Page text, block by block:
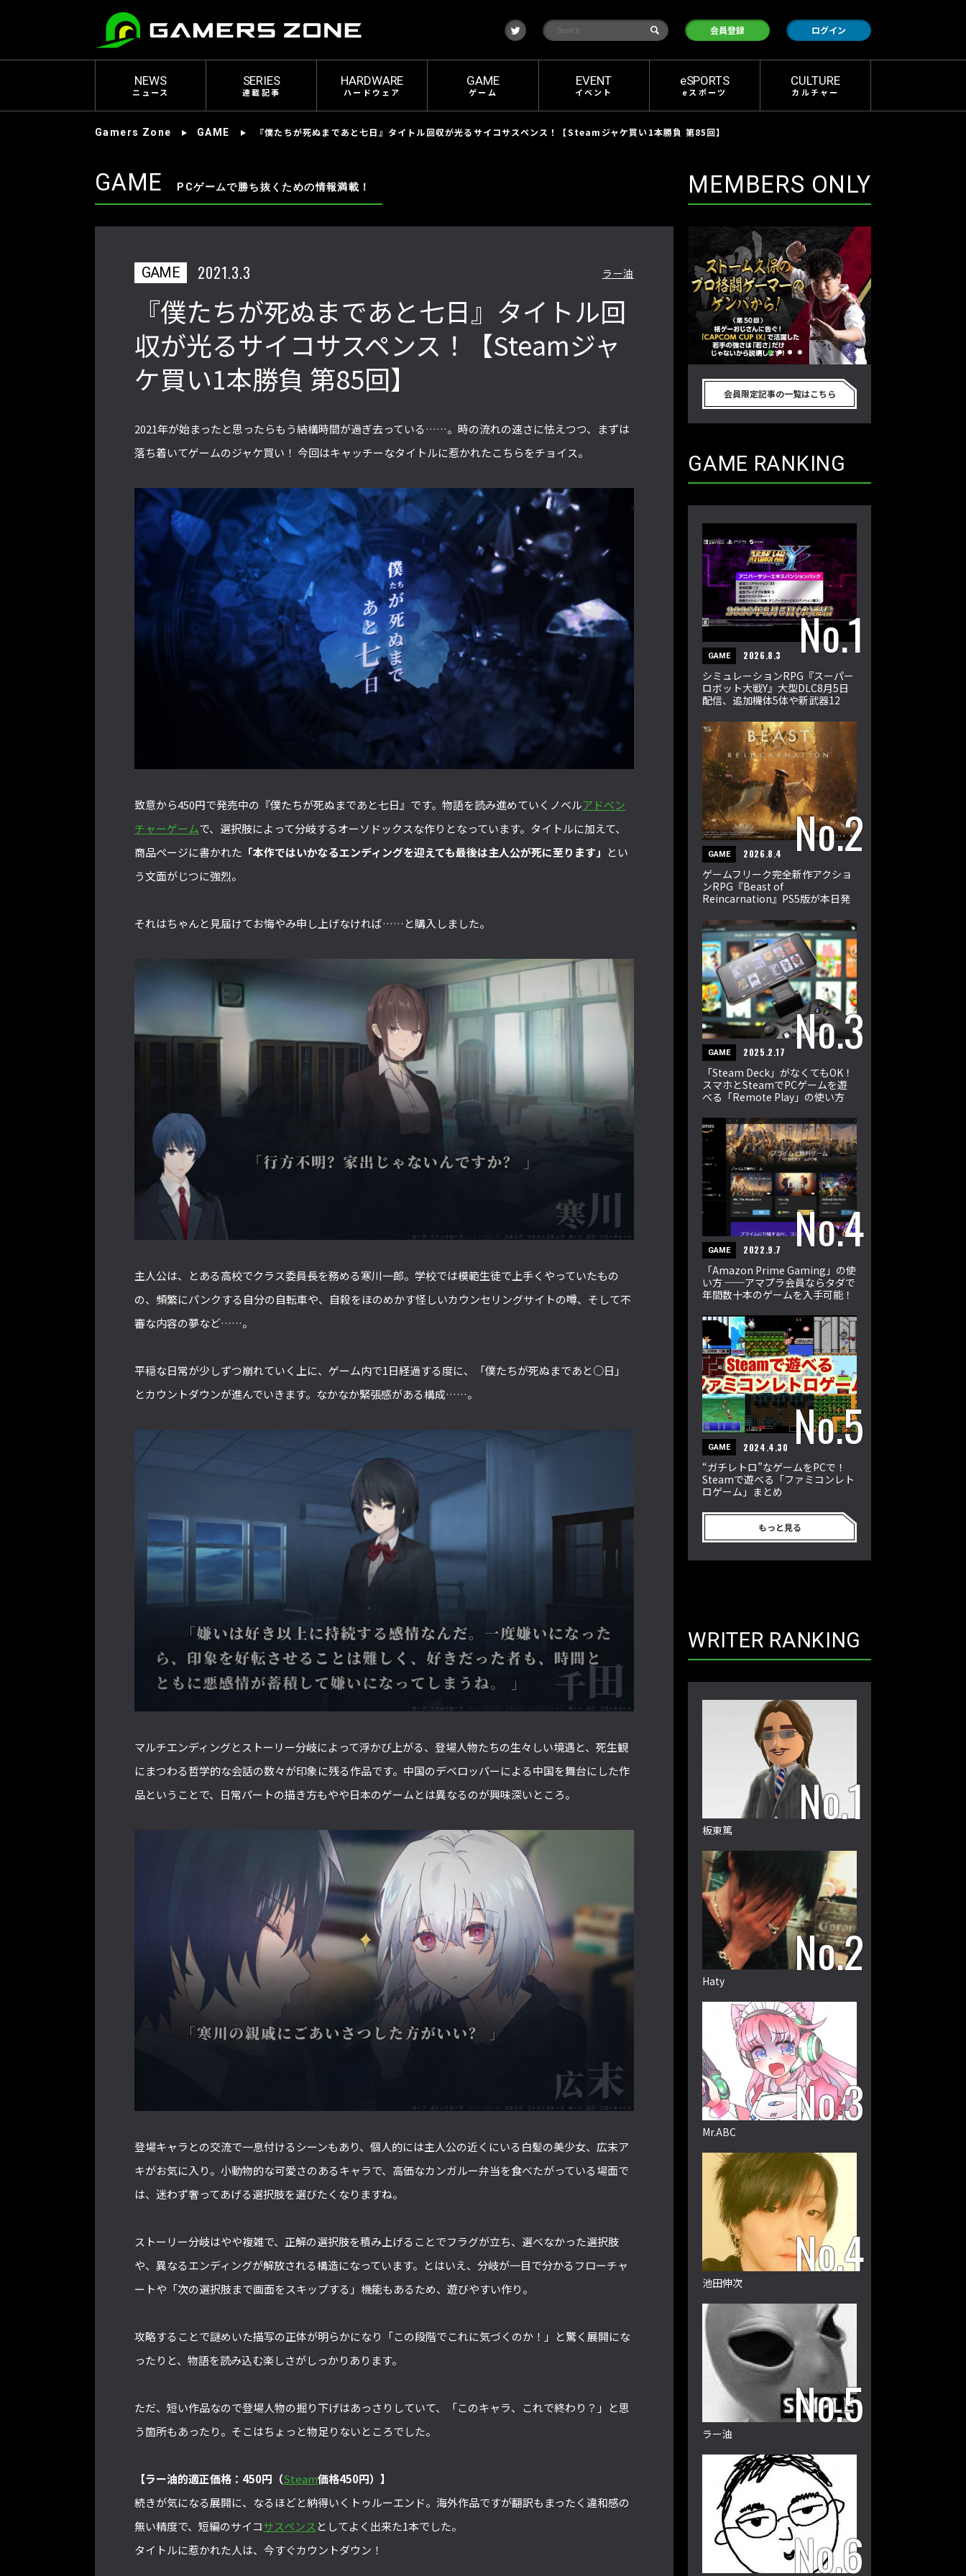
t
w
i
t
検
会員登録 ログイン
NEWS
ニュース
SERIES
連載記事
HARDWARE
ハードウェア
GAME
ゲーム
EVENT
イベント
eSPORTS
eスポーツ
CULTURE
カルチャー
Gamers Zone GAME 『僕たちが死ぬまであと七日』タイトル回収が光るサイコサスペンス！【Steamジャケ買い1本勝負 第85回】
GAME PCゲームで勝ち抜くための情報満載！
GAME 2021.3.3 ラー油
『僕たちが死ぬまであと七日』タイトル回
収が光るサイコサスペンス！【Steamジャ
ケ買い1本勝負 第85回】
2021年が始まったと思ったらもう結構時間が過ぎ去っている……。時の流れの速さに怯えつつ、まずは
落ち着いてゲームのジャケ買い！ 今回はキャッチーなタイトルに惹かれたこちらをチョイス。
致意から450円で発売中の『僕たちが死ぬまであと七日』です。物語を読み進めていくノベルアドベン
チャーゲームで、選択肢によって分岐するオーソドックスな作りとなっています。タイトルに加えて、
商品ページに書かれた 「本作ではいかなるエンディングを迎えても最後は主人公が死に至ります」 とい
う文面がじつに強烈。
それはちゃんと見届けてお悔やみ申し上げなければ……と購入しました。
主人公は、とある高校でクラス委員長を務める寒川一郎。学校では模範生徒で上手くやっていたもの
の、頻繁にパンクする自分の自転車や、自殺をほのめかす怪しいカウンセリングサイトの噂、そして不
審な内容の夢など……。
平穏な日常が少しずつ崩れていく上に、ゲーム内で1日経過する度に、「僕たちが死ぬまであと○日」
とカウントダウンが進んでいきます。なかなか緊張感がある構成……。
マルチエンディングとストーリー分岐によって浮かび上がる、登場人物たちの生々しい境遇と、死生観
にまつわる哲学的な会話の数々が印象に残る作品です。中国のデベロッパーによる中国を舞台にした作
品ということで、日常パートの描き方もやや日本のゲームとは異なるのが興味深いところ。
登場キャラとの交流で一息付けるシーンもあり、個人的には主人公の近くにいる白髪の美少女、広末ア
キがお気に入り。小動物的な可愛さのあるキャラで、高価なカンガルー弁当を食べたがっている場面で
は、迷わず奢ってあげる選択肢を選びたくなりますね。
ストーリー分岐はやや複雑で、正解の選択肢を積み上げることでフラグが立ち、選べなかった選択肢
や、異なるエンディングが解放される構造になっています。とはいえ、分岐が一目で分かるフローチャ
ートや「次の選択肢まで画面をスキップする」機能もあるため、遊びやすい作り。
攻略することで謎めいた描写の正体が明らかになり「この段階でこれに気づくのか！」と驚く展開にな
ったりと、物語を読み込む楽しさがしっかりあります。
ただ、短い作品なので登場人物の掘り下げはあっさりしていて、「このキャラ、これで終わり？」と思
う箇所もあったり。そこはちょっと物足りないところでした。
【ラー油的適正価格：450円（Steam価格450円）】
続きが気になる展開に、なるほどと納得いくトゥルーエンド。海外作品ですが翻訳もまったく違和感の
無い精度で、短編のサイコサスペンス としてよく出来た1本でした。
タイトルに惹かれた人は、今すぐカウントダウン！
MEMBERS ONLY
2022年最後の懺悔！ 「ストリートフ
ァイターリーグ 2022」最終節を終え
ロ格闘ゲーマーのゲンバから！ 第48
回】
「ストリートファイターリーグ
2022」前半戦の反省文を見てほし
トーム久保のプロ格闘ゲーマーのゲン
バから！ 第47回】
ーマーのゲンバから！ 第51回】
CUP IX」で活躍した若手の強さは
「若さ」だけじゃないから説明しま
格ゲーおじさんに告ぐ！「CAPCOM
CUP IX」で活躍した若手の強さは
「若さ」だけじゃないから説明しま
す！【ストーム久保のプロ格闘ゲーマ
ーのゲンバから！ 第50回】
会員限定記事の一覧はこちら
GAME RANKING
GAME 2026.8.3
シミュレーションRPG『スーパー
ロボット大戦Y』大型DLC8月5日
配信、追加機体5体や新武器12
GAME 2026.8.4
ゲームフリーク完全新作アクショ
ンRPG『Beast of
Reincarnation』PS5版が本日発
GAME 2025.2.17
「Steam Deck」がなくてもOK！
スマホとSteamでPCゲームを遊
べる「Remote Play」の使い方
GAME 2022.9.7
「Amazon Prime Gaming」の使
い方 ──アマプラ会員ならタダで
年間数十本のゲームを入手可能！
GAME 2024.4.30
“ガチレトロ”なゲームをPCで！
Steamで遊べる「ファミコンレト
ロゲーム」まとめ
もっと見る
WRITER RANKING
板東篤
Haty
Mr.ABC
池田伸次
ラー油